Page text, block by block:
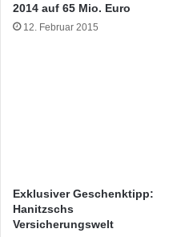
2014 auf 65 Mio. Euro
12. Februar 2015
Exklusiver Geschenktipp:
Hanitzschs
Versicherungswelt